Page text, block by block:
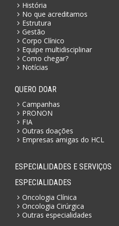
História
No que acreditamos
Estrutura
Gestão
Corpo Clínico
Equipe multidisciplinar
Como chegar?
Notícias
QUERO DOAR
Campanhas
PRONON
FIA
Outras doações
Empresas amigas do HCL
ESPECIALIDADES E SERVIÇOS
ESPECIALIDADES
Oncologia Clínica
Oncologia Cirúrgica
Outras especialidades